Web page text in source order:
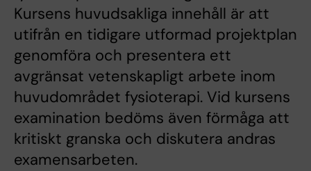
Kursens huvudsakliga innehåll är att
utifrån en tidigare utformad projektplan
genomföra och presentera ett
avgränsat vetenskapligt arbete inom
huvudområdet fysioterapi. Vid kursens
examination bedöms även förmåga att
kritiskt granska och diskutera andras
examensarbeten.